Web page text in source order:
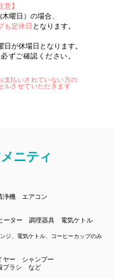
意】
曜日）の場合、
も定休日 となります。
が休場日となります。
ずご確認ください。
支払いされていない方の
ルさせていただきます
ニティ
浄機 エアコン
ーター 調理器具 電気ケトル
ジ、電気ケトル、コーヒーカップのみ
ヤー シャンプー
ブラシ など